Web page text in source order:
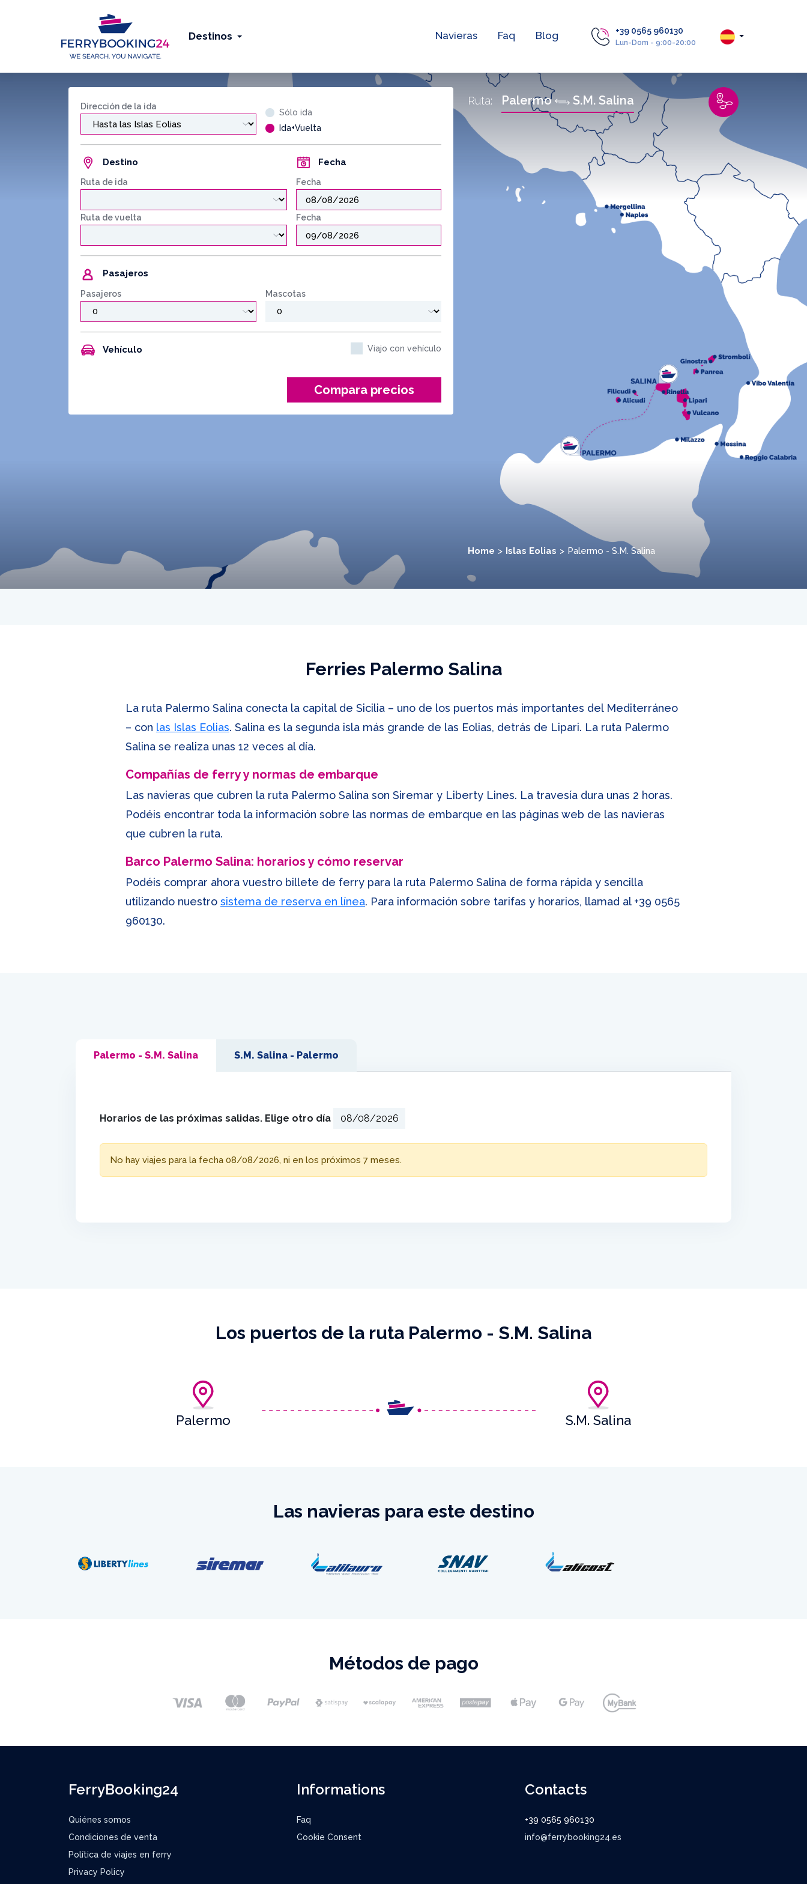
Destinos Navieras Faq Blog +39 0565 960130
Lun-Dom - 9:00-20:00
Dirección de la ida
Sólo ida
Ida+Vuelta
Destino
Ruta de ida
Fecha
Fecha
Ruta de vuelta Fecha
Pasajeros
Pasajeros Mascotas
Vehículo Viajo con vehículo
Compara precios
Ruta: Palermo S.M. Salina
Home Islas Eolias Palermo - S.M. Salina
Ferries Palermo Salina
La ruta Palermo Salina conecta la capital de Sicilia – uno de los puertos más importantes del Mediterráneo
– con las Islas Eolias. Salina es la segunda isla más grande de las Eolias, detrás de Lipari. La ruta Palermo
Salina se realiza unas 12 veces al día.
Compañías de ferry y normas de embarque
Las navieras que cubren la ruta Palermo Salina son Siremar y Liberty Lines. La travesía dura unas 2 horas.
Podéis encontrar toda la información sobre las normas de embarque en las páginas web de las navieras
que cubren la ruta.
Barco Palermo Salina: horarios y cómo reservar
Podéis comprar ahora vuestro billete de ferry para la ruta Palermo Salina de forma rápida y sencilla
utilizando nuestro sistema de reserva en línea. Para información sobre tarifas y horarios, llamad al +39 0565
960130.
Palermo - S.M. Salina S.M. Salina - Palermo
Horarios de las próximas salidas. Elige otro día
No hay viajes para la fecha 08/08/2026, ni en los próximos 7 meses.
Los puertos de la ruta Palermo - S.M. Salina
Palermo S.M. Salina
Las navieras para este destino
Métodos de pago
FerryBooking24
Quiénes somos
Condiciones de venta
Política de viajes en ferry
Privacy Policy
Informations
Faq
Cookie Consent
Contacts
+39 0565 960130
info@ferrybooking24.es